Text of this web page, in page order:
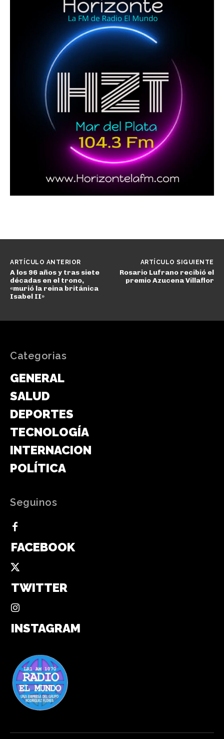
ARTÍCULO ANTERIOR
A los 96 años y tras siete
décadas en el trono,
«murió la reina británica
Isabel II»
ARTÍCULO SIGUIENTE
Rosario Lufrano recibió el
premio Azucena Villaflor
Categorias
GENERAL
SALUD
DEPORTES
TECNOLOGÍA
INTERNACIONAL
POLÍTICA
Seguinos
FACEBOOK
TWITTER
INSTAGRAM